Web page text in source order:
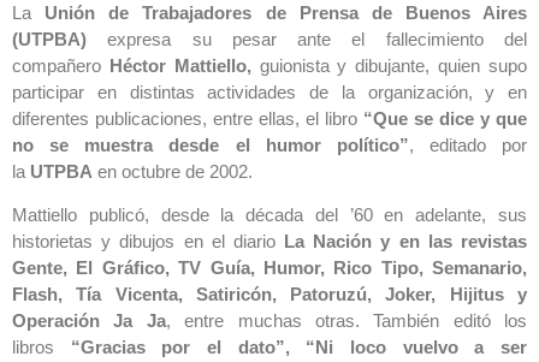
La Unión de Trabajadores de Prensa de Buenos Aires
(UTPBA) expresa su pesar ante el fallecimiento del
compañero Héctor Mattiello, guionista y dibujante, quien supo
participar en distintas actividades de la organización, y en
diferentes publicaciones, entre ellas, el libro “Que se dice y que
no se muestra desde el humor político”, editado por
la UTPBA en octubre de 2002.
Mattiello publicó, desde la década del ’60 en adelante, sus
historietas y dibujos en el diario La Nación y en las revistas
Gente, El Gráfico, TV Guía, Humor, Rico Tipo, Semanario,
Flash, Tía Vicenta, Satiricón, Patoruzú, Joker, Hijitus y
Operación Ja Ja, entre muchas otras. También editó los
libros “Gracias por el dato”, “Ni loco vuelvo a ser